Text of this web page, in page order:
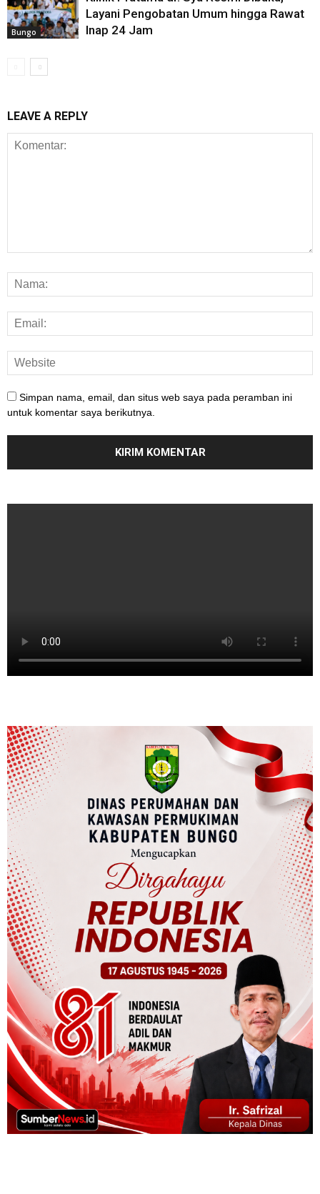
Bungo
Layani Pengobatan Umum hingga Rawat
Inap 24 Jam
LEAVE A REPLY
Simpan nama, email, dan situs web saya pada peramban ini
untuk komentar saya berikutnya.